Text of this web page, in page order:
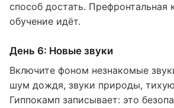
способ достать. Префронтальная
обучение идёт.
День 6: Новые звуки
Включите фоном незнакомые
шум дождя, звуки природы,
Гиппокамп записывает: это